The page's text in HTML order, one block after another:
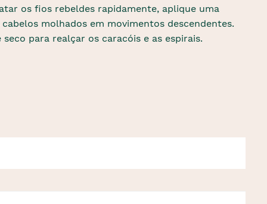
os fios rebeldes rapidamente, aplique uma
molhados em movimentos descendentes.
para realçar os caracóis e as espirais.